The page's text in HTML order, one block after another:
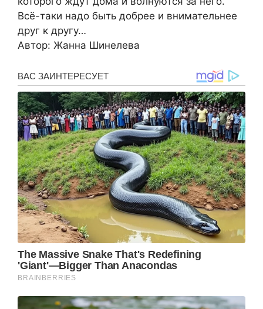
Всё-таки надо быть добрее и внимательнее
друг к другу…
Автор: Жанна Шинелева